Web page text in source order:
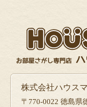
株式会社ハウス
〒770-0022 徳島県